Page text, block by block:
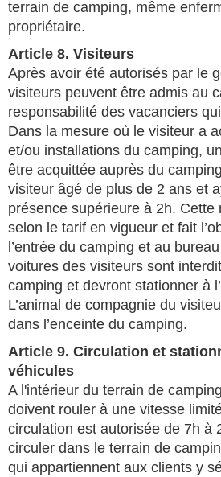
terrain de camping, même
propriétaire.
Article 8. Visiteurs
Après avoir été autorisés par le
visiteurs peuvent être admis au
responsabilité des vacanciers
Dans la mesure où le visiteur a
et/ou installations du camping,
être acquittée auprès du
visiteur âgé de plus de 2 ans et
présence supérieure à 2h. Cette
selon le tarif en vigueur et fait
l’entrée du camping et au
voitures des visiteurs sont
camping et devront stationner à
L’animal de compagnie du
dans l’enceinte du camping.
Article 9. Circulation et
véhicules
A l'intérieur du terrain de
doivent rouler à une vitesse
circulation est autorisée de 7h à
circuler dans le terrain de
qui appartiennent aux clients y